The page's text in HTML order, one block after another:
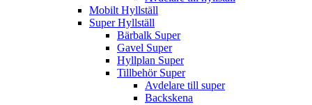
Mobilt Hyllställ
Super Hyllställ
Bärbalk Super
Gavel Super
Hyllplan Super
Tillbehör Super
Avdelare till super
Backskena